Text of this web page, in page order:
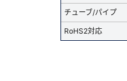
チューブ/パイプ
RoHS2対応